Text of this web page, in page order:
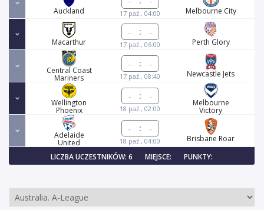
Auckland 17 paź., 04:00 Melbourne City
Macarthur
:
17 paź., 06:00 Perth Glory
Central Coast
Mariners
:
17 paź., 08:40 Newcastle Jets
Wellington
Phoenix
:
18 paź., 02:00
Melbourne
Victory
Adelaide
United
:
18 paź., 04:00
Brisbane Roar
LICZBA UCZESTNIKÓW: 6
MIEJSCE: PUNKTY: